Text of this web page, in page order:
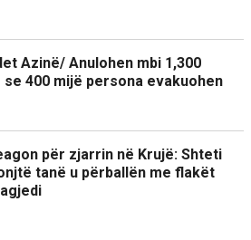
Azinë/ Anulohen mbi 1,300
400 mijë persona evakuohen
për zjarrin në Krujë: Shteti
tanë u përballën me flakët